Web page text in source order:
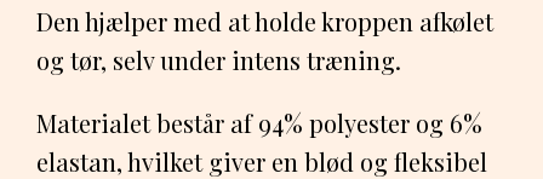
Den hjælper med at holde kroppen afkølet
og tør, selv under intens træning.
Materialet består af 94% polyester og 6%
elastan, hvilket giver en blød og fleksibel